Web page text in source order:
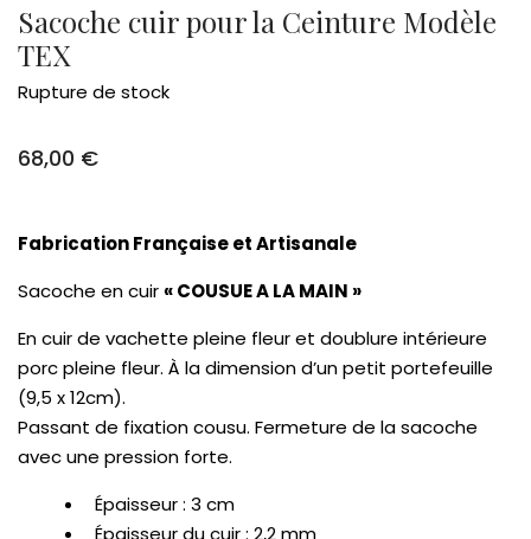
Sacoche cuir pour la Ceinture Modèle
TEX
Rupture de stock
68,00 €
Fabrication Française et Artisanale
Sacoche en cuir« COUSUE A LA MAIN »
En cuir de vachette pleine fleur et doublure intérieure
porc pleine fleur. À la dimension d’un petit portefeuille
(9,5 x 12cm).
Passant de fixation cousu. Fermeture de la sacoche
avec une pression forte.
Épaisseur : 3 cm
Épaisseur du cuir : 2,2 mm